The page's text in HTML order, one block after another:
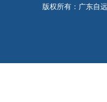
版权所有：广东自